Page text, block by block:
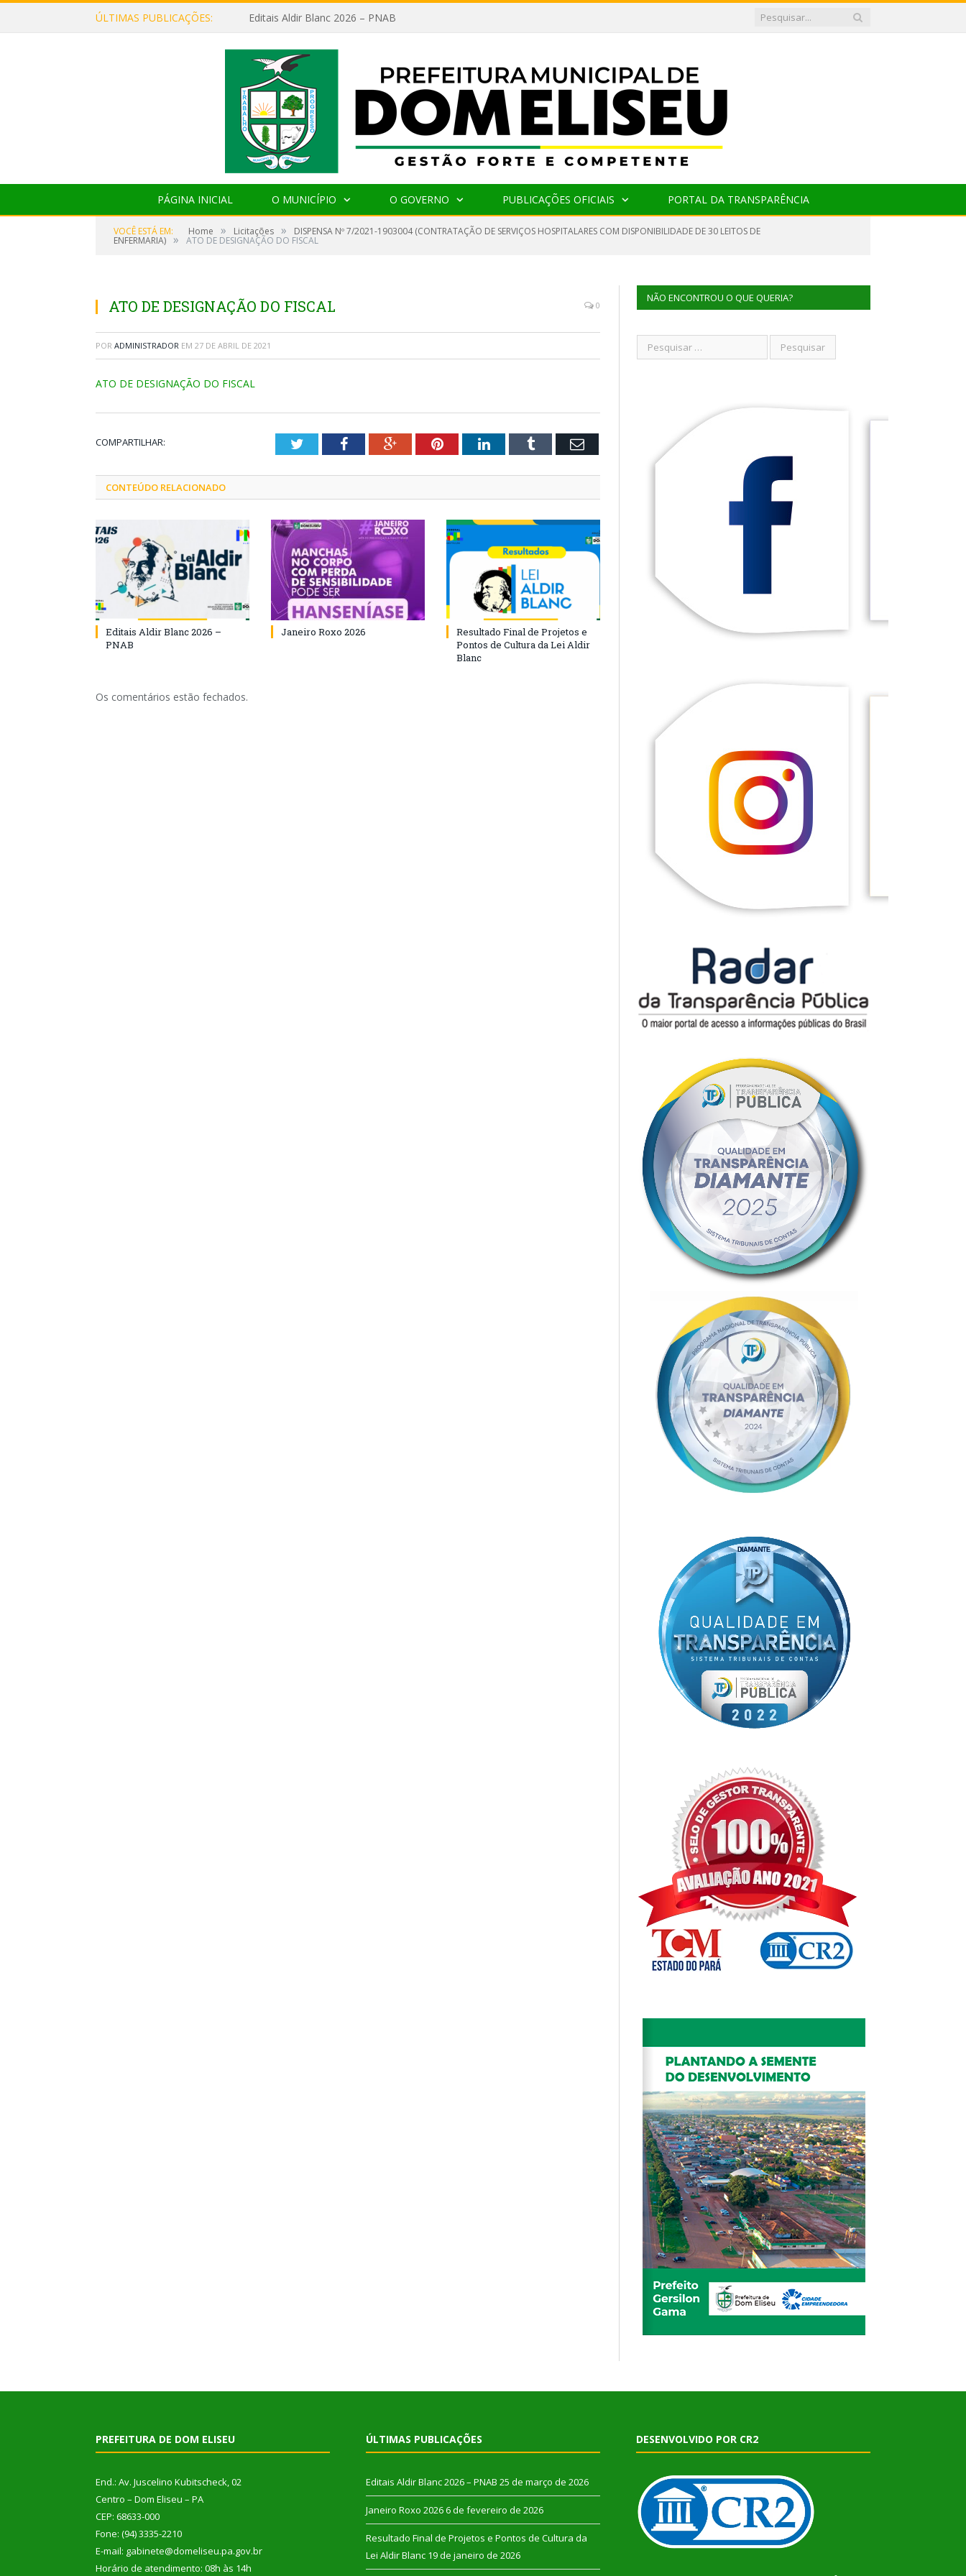
ÚLTIMAS PUBLICAÇÕES: Editais Aldir Blanc 2026 – PNAB
PÁGINA INICIAL O MUNICÍPIO O GOVERNO PUBLICAÇÕES OFICIAIS PORTAL DA TRANSPARÊNCIA
VOCÊ ESTÁ EM: Home » Licitações » DISPENSA Nº 7/2021-1903004 (CONTRATAÇÃO DE SERVIÇOS HOSPITALARES COM DISPONIBILIDADE DE 30 LEITOS DE
ENFERMARIA) » ATO DE DESIGNAÇÃO DO FISCAL
ATO DE DESIGNAÇÃO DO FISCAL 0
POR ADMINISTRADOR EM 27 DE ABRIL DE 2021
ATO DE DESIGNAÇÃO DO FISCAL
COMPARTILHAR: TwitterFacebookGoogle+PinterestLinkedInTumblr Email
CONTEÚDO RELACIONADO
Editais Aldir Blanc 2026 –
PNAB
Janeiro Roxo 2026
Resultado Final de Projetos e
Pontos de Cultura da Lei Aldir
Blanc
Os comentários estão fechados.
NÃO ENCONTROU O QUE QUERIA?
PREFEITURA DE DOM ELISEU
End.: Av. Juscelino Kubitscheck, 02
Centro – Dom Eliseu – PA
CEP: 68633-000
Fone: (94) 3335-2210
E-mail: gabinete@domeliseu.pa.gov.br
Horário de atendimento: 08h às 14h
ÚLTIMAS PUBLICAÇÕES
Editais Aldir Blanc 2026 – PNAB 25 de março de 2026
Janeiro Roxo 2026 6 de fevereiro de 2026
Resultado Final de Projetos e Pontos de Cultura da
Lei Aldir Blanc 19 de janeiro de 2026
DESENVOLVIDO POR CR2